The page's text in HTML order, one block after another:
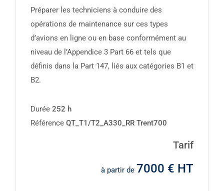
Préparer les techniciens à conduire des
opérations de maintenance sur ces types
d’avions en ligne ou en base conformément au
niveau de l’Appendice 3 Part 66 et tels que
définis dans la Part 147, liés aux catégories B1 et
B2.
Durée 252 h
Référence QT_T1/T2_A330_RR Trent700
Tarif
à partir de 7000 € HT